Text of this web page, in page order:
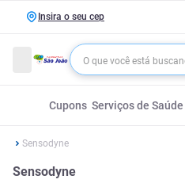
Insira o seu cep
Cupons Serviços de Saúde
Sensodyne
Sensodyne